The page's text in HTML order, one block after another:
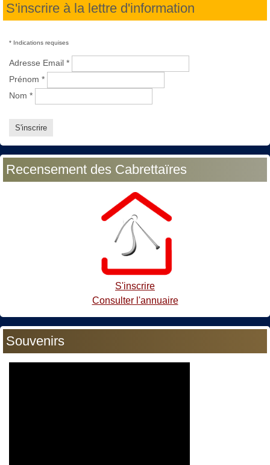
S'inscrire à la lettre d'information
* Indications requises
Adresse Email *
Prénom *
Nom *
Recensement des Cabrettaïres
S'inscrire
Consulter l'annuaire
Souvenirs